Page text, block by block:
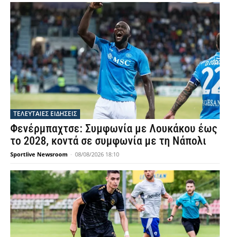
ΤΕΛΕΥΤΑΙΕΣ ΕΙΔΗΣΕΙΣ
Φενέρμπαχτσε: Συμφωνία με Λουκάκου έως
το 2028, κοντά σε συμφωνία με τη Νάπολι
Sportlive Newsroom - 08/08/2026 18:10